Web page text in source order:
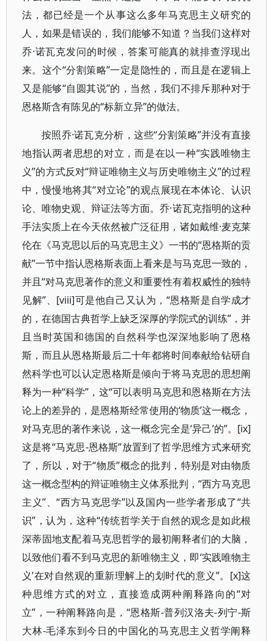
法，都已经是一个从事这么多年马克思主义研究的
人，如果是错误的，我们能够不知道？当我们这样对
乔·诺瓦克发问的时候，答案可能真的就排查浮现出
来。这个“分割策略”一定是隐性的，而且是在逻辑上
又是能够“自圆其说”的，当然，我们不排斥那种对于
恩格斯含有陈见的“标新立异”的做法。
按照乔·诺瓦克分析，这些“分割策略”并没有直接
地指认两者思想的对立，而是在以一种“实践唯物主
义”的方式反对“辩证唯物主义与历史唯物主义”的过程
中，慢慢地将其“对立论”的观点展现在本体论、认识
论、唯物史观、辩证法等方面。乔·诺瓦克指明的这种
手法实质上在今天依然被广泛征用，诸如戴维·麦克莱
伦在《马克思以后的马克思主义》一书的“恩格斯的贡
献”一节中指认恩格斯表面上看来是与马克思一致的，
并且“对马克思著作的意义和重要性有着权威性的独特
见解”、[viii]可是他自己又认为，“恩格斯是自学成才
的，在德国古典哲学上缺乏深厚的学院式的训练”，并
且当时英国和德国的自然科学也深深地影响了恩格
斯，而且从恩格斯最后二十年都将时间奉献给钻研自
然科学也可以认定恩格斯是倾向于将马克思的思想阐
释为一种“科学”，这“可以表明马克思和恩格斯在方法
论上的差异的，是恩格斯经常使用的‘物质’这一概念，
对马克思的著作来说，这一概念完全是‘异己’的”。[ix]
这是将“马克思-恩格斯”放置到了哲学思维方式来研究
了，所以，对于“物质”概念的批判，特别是对由物质
这一概念型构的辩证唯物主义体系批判，“西方马克思
主义”、“西方马克思学”以及国内一些学者形成了“共
识”，认为，这种“传统哲学关于自然的观念是如此根
深蒂固地支配着马克思哲学的最初阐释者们的大脑，
以致他们看不到马克思的新唯物主义，即‘实践唯物主
义’在对自然观的重新理解上的划时代的意义”。[x]这
种思维方式的对立，直接造成两种阐释路向的“对
立”，一种阐释路向是，“恩格斯-普列汉洛夫-列宁-斯
大林-毛泽东到今日的中国化的马克思主义哲学阐释